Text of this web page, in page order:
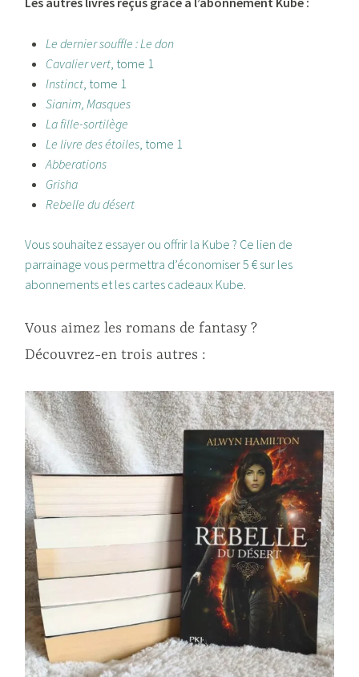
Le dernier souffle : Le don
Cavalier vert, tome 1
Instinct, tome 1
Sianim, Masques
La fille-sortilège
Le livre des étoiles, tome 1
Abberations
Grisha
Rebelle du désert
Vous souhaitez essayer ou offrir la Kube ? Ce lien de
parrainage vous permettra d’économiser 5 € sur les
abonnements et les cartes cadeaux Kube.
Vous aimez les romans de fantasy ?
Découvrez-en trois autres :